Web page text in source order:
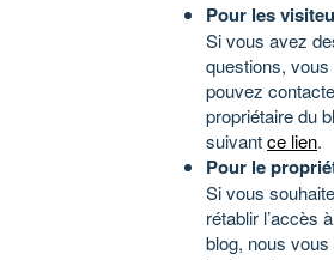
Pour les
Si vous avez
questions, vous
pouvez
propriétaire du
suivantce lien.
Pour le
Si vous
rétablir l’accès
blog, nous vous